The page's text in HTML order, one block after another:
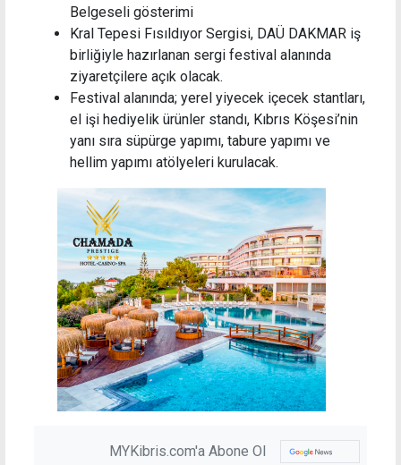
Belgeseli gösterimi
Kral Tepesi Fısıldıyor Sergisi, DAÜ DAKMAR iş
birliğiyle hazırlanan sergi festival alanında
ziyaretçilere açık olacak.
Festival alanında; yerel yiyecek içecek stantları,
el işi hediyelik ürünler standı, Kıbrıs Köşesi’nin
yanı sıra süpürge yapımı, tabure yapımı ve
hellim yapımı atölyeleri kurulacak.
MYKibris.com'a Abone Ol